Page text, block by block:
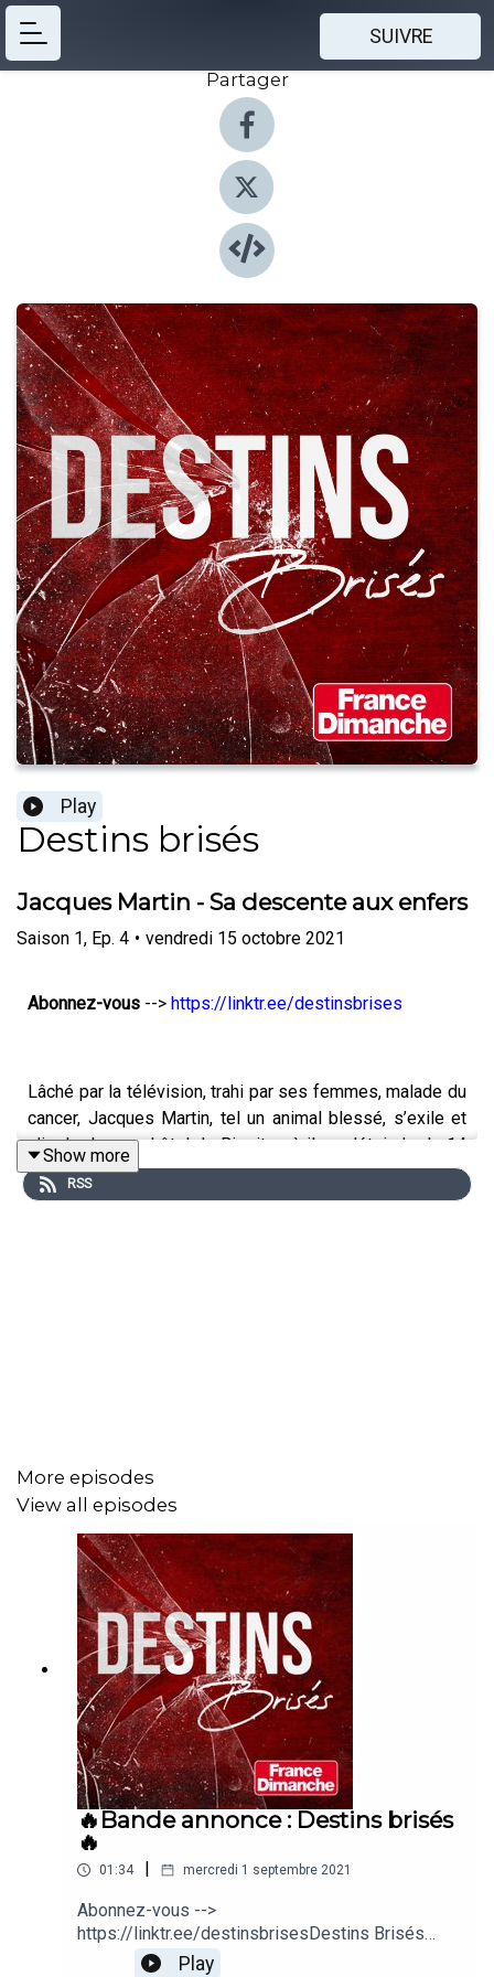
SUIVRE
Partager
Play
Destins brisés
Jacques Martin - Sa descente aux enfers
Saison 1, Ep. 4 • vendredi 15 octobre 2021
Abonnez-vous --> https://linktr.ee/destinsbrises
Lâché par la télévision, trahi par ses femmes, malade du
cancer, Jacques Martin, tel un animal blessé, s’exile et
s’isole dans un hôtel de Biarritz où il va s’éteindre le 14
septembre 2007 à 74 ans. La petite lucarne a perdu l’un
de ses plus grands artistes…
Show more
RSS
More episodes
View all episodes
🔥Bande annonce : Destins brisés
🔥
01:34 | mercredi 1 septembre 2021
Abonnez-vous -->
https://linktr.ee/destinsbrisesDestins Brisés
vous relate comment vos plus grandes stars sont
Play